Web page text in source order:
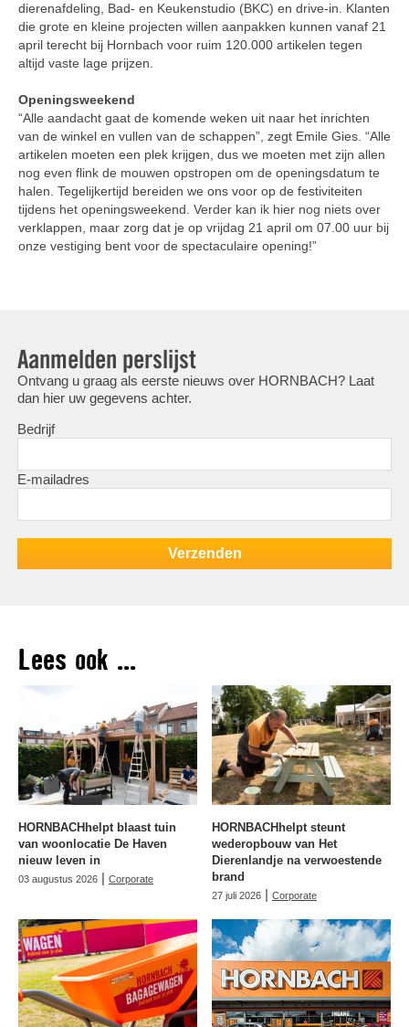
dierenafdeling, Bad- en Keukenstudio (BKC) en drive-in. Klanten
die grote en kleine projecten willen aanpakken kunnen vanaf 21
april terecht bij Hornbach voor ruim 120.000 artikelen tegen
altijd vaste lage prijzen.
Openingsweekend
“Alle aandacht gaat de komende weken uit naar het inrichten
van de winkel en vullen van de schappen”, zegt Emile Gies. “Alle
artikelen moeten een plek krijgen, dus we moeten met zijn allen
nog even flink de mouwen opstropen om de openingsdatum te
halen. Tegelijkertijd bereiden we ons voor op de festiviteiten
tijdens het openingsweekend. Verder kan ik hier nog niets over
verklappen, maar zorg dat je op vrijdag 21 april om 07.00 uur bij
onze vestiging bent voor de spectaculaire opening!”
Aanmelden perslijst
Ontvang u graag als eerste nieuws over HORNBACH? Laat
dan hier uw gegevens achter.
Bedrijf
E-mailadres
Lees ook ...
HORNBACHhelpt blaast tuin
van woonlocatie De Haven
nieuw leven in
03 augustus 2026 | Corporate
HORNBACHhelpt steunt
wederopbouw van Het
Dierenlandje na verwoestende
brand
27 juli 2026 | Corporate